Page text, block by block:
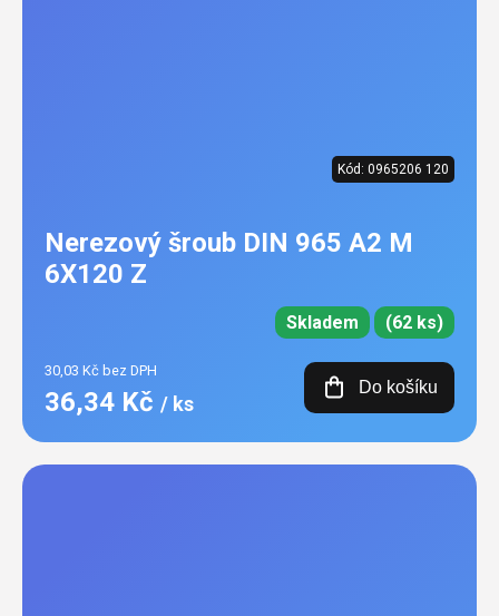
Kód: 0965206 120
Nerezový šroub DIN 965 A2 M
6X120 Z
Skladem (62 ks)
30,03 Kč bez DPH
36,34 Kč / ks
Do košíku